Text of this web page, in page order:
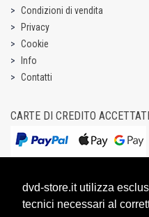
dvd-store.it utilizza
tecnici necessari al
Condizioni di vendita
Privacy
Cookie
Info
Contatti
CARTE DI CREDITO